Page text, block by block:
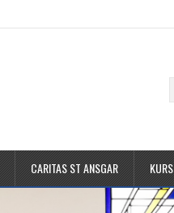
CARITAS ST ANSGAR KURS